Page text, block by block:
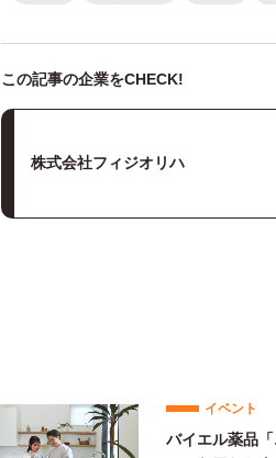
この記事の企業をCHECK!
株式会社フィジオリハ
イベント
バイエル薬品